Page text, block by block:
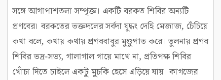
সঙ্গে আগাপাশতলা সম্পৃক্ত। একটি বরকত শিবির অন্যটি
প্রণবের। বরকতের ভক্তদলের সর্বদা যুদ্ধং দেহি মেজাজ, চেঁচিয়ে
কথা বলে, কথায় কথায় প্রণববাবুর মুণ্ডুপাত করে। তুলনায় প্রণব
শিবির ভদ্র-সভ্য, গালাগাল গায়ে মাখে না, প্রতিপক্ষ শিবির
খোঁচা দিতে চাইলে একটু মুচকি হেসে এড়িয়ে যায়। কাগজের